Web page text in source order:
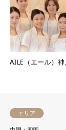
AILE（エール）
エリア